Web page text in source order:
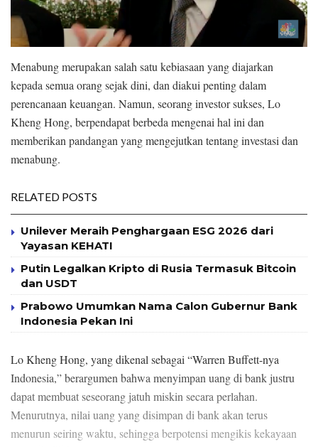
Menabung merupakan salah satu kebiasaan yang diajarkan
kepada semua orang sejak dini, dan diakui penting dalam
perencanaan keuangan. Namun, seorang investor sukses, Lo
Kheng Hong, berpendapat berbeda mengenai hal ini dan
memberikan pandangan yang mengejutkan tentang investasi dan
menabung.
RELATED POSTS
Unilever Meraih Penghargaan ESG 2026 dari
Yayasan KEHATI
Putin Legalkan Kripto di Rusia Termasuk Bitcoin
dan USDT
Prabowo Umumkan Nama Calon Gubernur Bank
Indonesia Pekan Ini
Lo Kheng Hong, yang dikenal sebagai “Warren Buffett-nya
Indonesia,” berargumen bahwa menyimpan uang di bank justru
dapat membuat seseorang jatuh miskin secara perlahan.
Menurutnya, nilai uang yang disimpan di bank akan terus
menurun seiring waktu, sehingga berpotensi mengikis kekayaan